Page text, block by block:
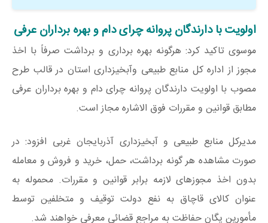
اولویت با دارندگان پروانه چرای دام و بهره برداران عرفی
موسوی تاکید کرد: هرگونه بهره برداری و برداشت صرفاً با اخذ
مجوز از اداره کل منابع طبیعی وآبخیزداری استان در قالب طرح
مصوب با اولویت دارندگان پروانه چرای دام و بهره برداران عرفی
مطابق قوانین و مقررات فوق الاشاره مجاز است.
مدیرکل منابع طبیعی و آبخیزداری آذربایجان غربی افزود: در
صورت مشاهده هر گونه برداشت، حمل، خرید و فروش و معامله
بدون اخذ مجوزهای لازمه برابر قوانین و مقررات. محموله به
عنوان کالای قاچاق به نفع دولت توقیف و متخلفین توسط
مأمورین یگان حفاظت به مراجع قضائی معرفی خواهند شد.